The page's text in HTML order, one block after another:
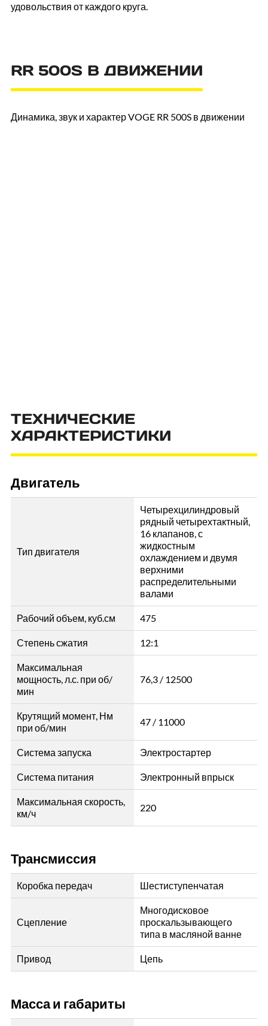
удовольствия от каждого круга.
RR 500S В ДВИЖЕНИИ
Динамика, звук и характер VOGE RR 500S в движении
ТЕХНИЧЕСКИЕ
ХАРАКТЕРИСТИКИ
Двигатель
Тип двигателя
Четырехцилиндровый
рядный четырехтактный,
16 клапанов, с
жидкостным
охлаждением и двумя
верхними
распределительными
валами
Рабочий объем, куб.см 475
Степень сжатия 12:1
Максимальная
мощность, л.с. при об/
мин
76,3 / 12500
Крутящий момент, Нм
при об/мин
47 / 11000
Система запуска Электростартер
Система питания Электронный впрыск
Максимальная скорость,
км/ч
220
Трансмиссия
Коробка передач Шестиступенчатая
Сцепление
Многодисковое
проскальзывающего
типа в масляной ванне
Привод Цепь
Масса и габариты